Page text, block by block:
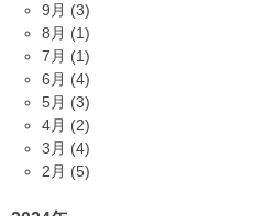
9月 (3)
8月 (1)
7月 (1)
6月 (4)
5月 (3)
4月 (2)
3月 (4)
2月 (5)